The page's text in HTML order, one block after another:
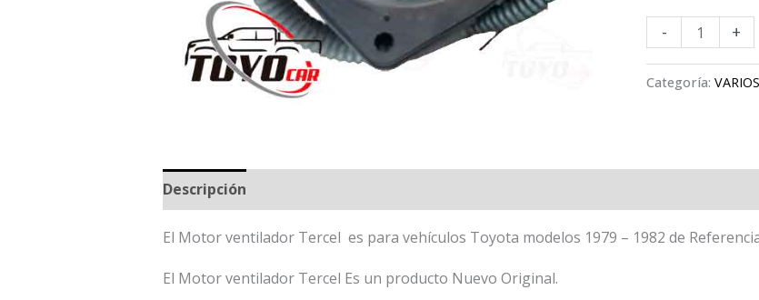
- +
Categoría:VARIOS
Descripción
El Motor ventilador Tercel es para vehículos Toyota modelos 1979 – 1982 de
El Motor ventilador Tercel Es un producto Nuevo Original.